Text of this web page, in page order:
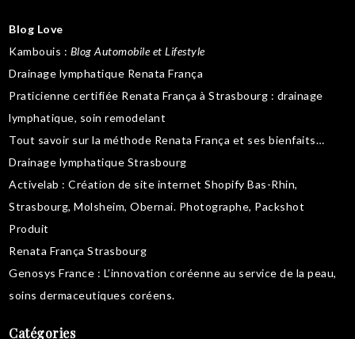
Blog Love
Kambouis : Blog Automobile et Lifestyle
Drainage lymphatique Renata França
Praticienne certifiée Renata França à Strasbourg : drainage
lymphatique, soin remodelant
Tout savoir sur la méthode Renata França et ses bienfaits…
Drainage lymphatique Strasbourg
Activelab : Création de site internet Shopify Bas-Rhin,
Strasbourg, Molsheim, Obernai. Photographe, Packshot
Produit
Renata França Strasbourg
Genosys France : L’innovation coréenne au service de la peau,
soins dermaceutiques coréens.
Catégories